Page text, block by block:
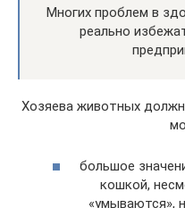
Многих проблем в
реально
Хозяева животных
большое
кошкой,
«умываются»,